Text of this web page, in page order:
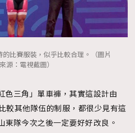
比賽服裝，似乎比較合理。（圖片
來源：電視截圖）
色三角」單車褲，其實這設計由
較其他隊伍的制服，都很少見有這
東隊今次之後一定要好好改良。